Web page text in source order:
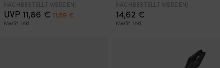
UVP 11,86 € Ursprünglicher
Preis
11,59 €
MwSt. inkl.
NACHBESTELLT WERDEN)
14,62 €
MwSt. inkl.
NACHBESTELLT WERDEN)